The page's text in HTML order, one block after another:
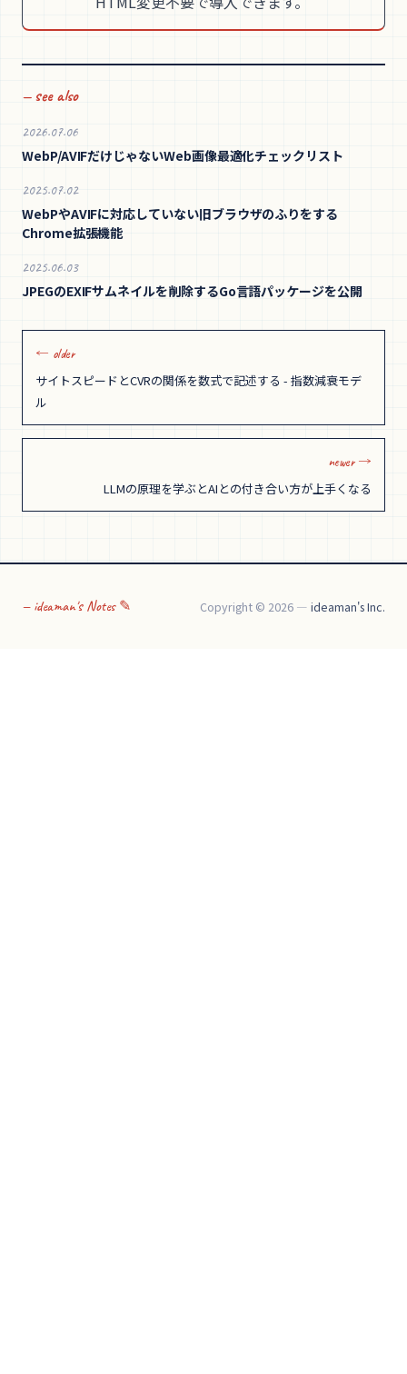
— see also
2026.07.06
WebP/AVIFだけじゃないWeb画像最適化チェックリスト
2025.07.02
WebPやAVIFに対応していない旧ブラウザのふりをする
Chrome拡張機能
2025.06.03
JPEGのEXIFサムネイルを削除するGo言語パッケージを公開
← older
サイトスピードとCVRの関係を数式で記述する - 指数減衰モデ
ル
newer →
LLMの原理を学ぶとAIとの付き合い方が上手くなる
— ideaman's Notes ✎ Copyright © 2026 — ideaman's Inc.